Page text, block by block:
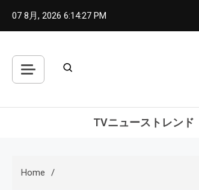
07 8月, 2026 6:14:28 PM
TVニューストレンド
Home